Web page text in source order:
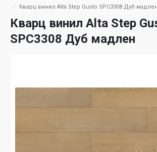
Кварц винил Alta Step Gusto SPC3308 Дуб мадлен
Кварц винил Alta Step
SPC3308 Дуб мадлен